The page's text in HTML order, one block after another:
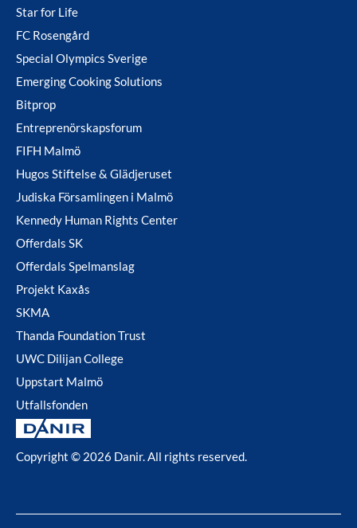
Star for Life
FC Rosengård
Special Olympics Sverige
Emerging Cooking Solutions
Bitprop
Entreprenörskapsforum
FIFH Malmö
Hugos Stiftelse & Glädjeruset
Judiska Församlingen i Malmö
Kennedy Human Rights Center
Offerdals SK
Offerdals Spelmanslag
Projekt Kaxås
SKMA
Thanda Foundation Trust
UWC Dilijan College
Uppstart Malmö
Utfallsfonden
Copyright © 2026 Danir. All rights reserved.